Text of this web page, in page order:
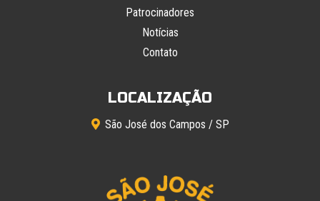
Patrocinadores
Notícias
Contato
LOCALIZAÇÃO
São José dos Campos / SP